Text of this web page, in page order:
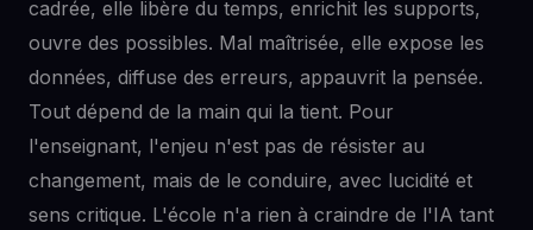
cadrée, elle libère du temps, enrichit les supports,
ouvre des possibles. Mal maîtrisée, elle expose les
données, diffuse des erreurs, appauvrit la pensée.
Tout dépend de la main qui la tient. Pour
l'enseignant, l'enjeu n'est pas de résister au
changement, mais de le conduire, avec lucidité et
sens critique. L'école n'a rien à craindre de l'IA tant